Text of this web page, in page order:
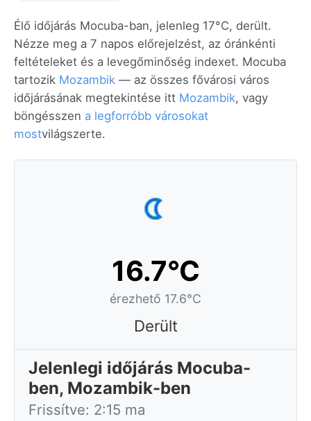
Élő időjárás Mocuba-ban, jelenleg 17°C, derült.
Nézze meg a 7 napos előrejelzést, az óránkénti
feltételeket és a levegőminőség indexet. Mocuba
tartozik Mozambik — az összes fővárosi város
időjárásának megtekintése itt Mozambik, vagy
böngésszen a legforróbb városokat
mostvilágszerte.
16.7°C
érezhető 17.6°C
Derült
Jelenlegi időjárás Mocuba-
ben, Mozambik-ben
Frissítve: 2:15 ma